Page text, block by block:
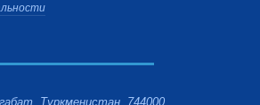
Туркменистан, 744000